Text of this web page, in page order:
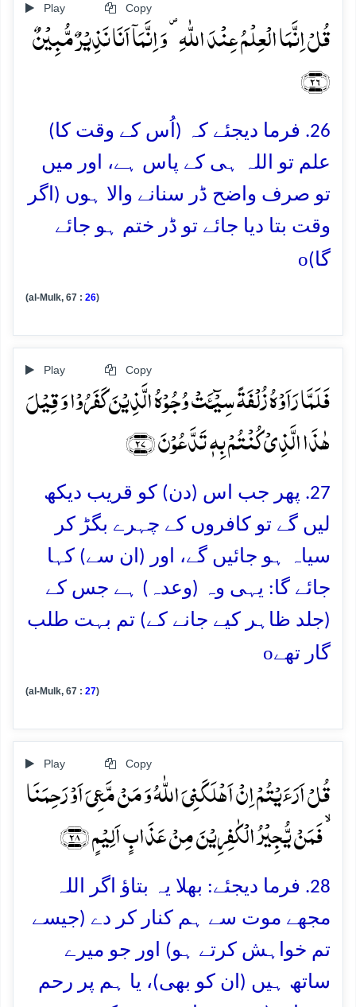
Play Copy
قُلۡ اِنَّمَا الۡعِلۡمُ عِنۡدَ اللّٰہِ ۪ وَ اِنَّمَاۤ اَنَا نَذِیۡرٌ مُّبِیۡنٌ
﴿۲۶﴾
26. فرما دیجئے کہ (اُس کے وقت کا)
علم تو اللہ ہی کے پاس ہے، اور میں
تو صرف واضح ڈر سنانے والا ہوں (اگر
وقت بتا دیا جائے تو ڈر ختم ہو جائے
گا)o
(al-Mulk, 67 : 26)
Play Copy
فَلَمَّا رَاَوۡہُ زُلۡفَۃً سِیۡٓـَٔتۡ وُجُوۡہُ الَّذِیۡنَ کَفَرُوۡا وَ قِیۡلَ
ہٰذَا الَّذِیۡ کُنۡتُمۡ بِہٖ تَدَّعُوۡنَ ﴿۲۷﴾
27. پھر جب اس (دن) کو قریب دیکھ
لیں گے تو کافروں کے چہرے بگڑ کر
سیاہ ہو جائیں گے، اور (ان سے) کہا
جائے گا: یہی وہ (وعدہ) ہے جس کے
(جلد ظاہر کیے جانے کے) تم بہت طلب
گار تھےo
(al-Mulk, 67 : 27)
Play Copy
قُلۡ اَرَءَیۡتُمۡ اِنۡ اَہۡلَکَنِیَ اللّٰہُ وَ مَنۡ مَّعِیَ اَوۡ رَحِمَنَا
ۙ فَمَنۡ یُّجِیۡرُ الۡکٰفِرِیۡنَ مِنۡ عَذَابٍ اَلِیۡمٍ ﴿۲۸﴾
28. فرما دیجئے: بھلا یہ بتاؤ اگر اللہ
مجھے موت سے ہم کنار کر دے (جیسے
تم خواہش کرتے ہو) اور جو میرے
ساتھ ہیں (ان کو بھی)، یا ہم پر رحم